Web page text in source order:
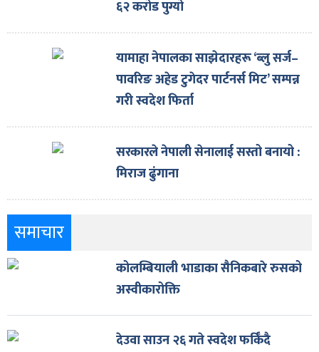
६२ करोड पुग्यो
यामाहा नेपालका साझेदारहरू ‘ब्लु सर्ज–
पावरिङ अहेड टुगेदर पार्टनर्स मिट’ सम्पन्न
गरी स्वदेश फिर्ता
सरकारले नेपाली सेनालाई सस्तो बनायो :
मिराज ढुंगाना
समाचार
कोलम्बियाली भाडाका सैनिकबारे रुसको
अस्वीकारोक्ति
देउवा साउन २६ गते स्वदेश फर्किँदै